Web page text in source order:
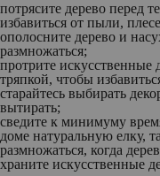
потрясите дерево перед
избавиться от пыли,
ополосните дерево и
размножаться;
протрите искусственные
тряпкой, чтобы
старайтесь выбирать
вытирать;
сведите к минимуму
доме натуральную елку,
размножаться, когда
храните искусственные